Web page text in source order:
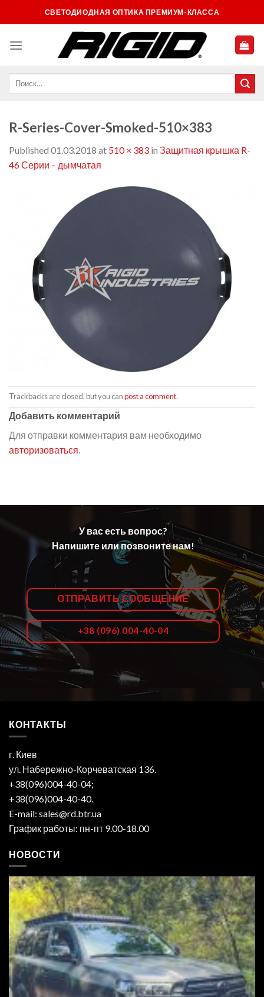
to
СВЕТОДИОДНАЯ ОПТИКА ПРЕМИУМ-КЛАССА
R-Series-Cover-Smoked-510×383
Published 01.03.2018 at 510 × 383 in Защитная крышка R-
46 Серии – дымчатая
Trackbacks are closed, but you canpost a comment.
Добавить комментарий
Для отправки комментария вам необходимо
авторизоваться.
У вас есть вопрос?
Напишите или позвоните нам!
ОТПРАВИТЬ СООБЩЕНИЕ
+38 (096) 004-40-04
КОНТАКТЫ
г. Киев
ул. Набережно-Корчеватская 136.
+38(096)004-40-04;
+38(096)004-40-40.
E-mail: sales@rd.btr.ua
График работы: пн-пт 9.00-18.00
НОВОСТИ